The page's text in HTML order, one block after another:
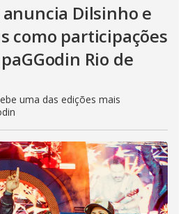
anuncia Dilsinho e
como participações
Rio de
uma das edições mais